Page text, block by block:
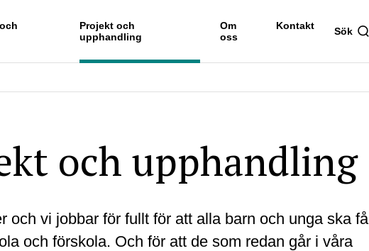
Projekt och
upphandling
Om
oss
Kontakt Sök
och upphandling
och vi jobbar för fullt för att alla barn och unga ska få
och förskola. Och för att de som redan går i våra